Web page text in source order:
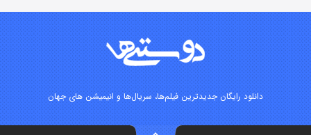
دانلود رایگان جدیدترین فیلم‌ها، سریال‌ها و انیمیشن های جهان